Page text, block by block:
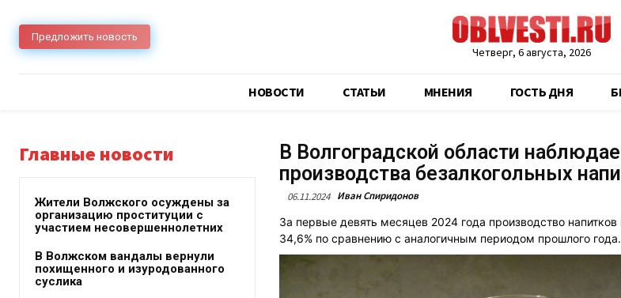
Предложить новость
Четверг, 6 августа, 2026
НОВОСТИ CТАТЬИ МНЕНИЯ ГОСТЬ ДНЯ
Главные новости
Жители Волжского осуждены за
организацию проституции с
участием несовершеннолетних
В Волжском вандалы вернули
похищенного и изуродованного
суслика
В Волгоградской области
производства безалкогольных
06.11.2024 Иван Спиридонов
За первые девять месяцев 2024 года производство напитков
34,6% по сравнению с аналогичным периодом прошлого года.